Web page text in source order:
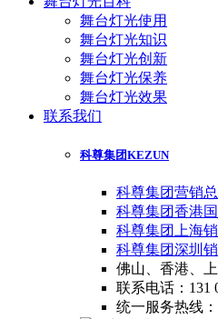
舞台灯光使用
舞台灯光知识
舞台灯光创新
舞台灯光保养
舞台灯光效果
联系我们
科尊集团KEZUN
科尊集团营销
科尊集团香港
科尊集团上海
科尊集团深圳
佛山、香港、
联系电话：131
统一服务热线：